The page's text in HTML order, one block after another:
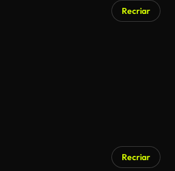
Recriar
Recriar